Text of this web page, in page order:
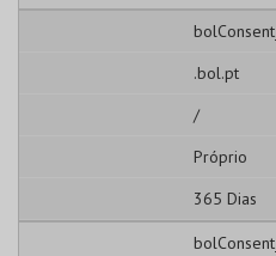
.bol.pt
/
Próprio
365 Dias